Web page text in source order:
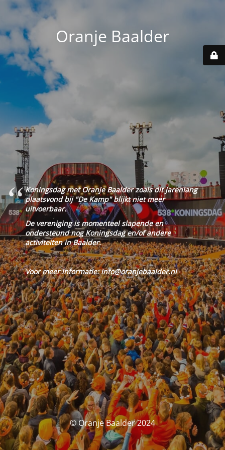
Oranje Baalder
Koningsdag met Oranje Baalder zoals dit jarenlang
plaatsvond bij "De Kamp" blijkt niet meer
uitvoerbaar.
De vereniging is momenteel slapende en
ondersteund nog Koningsdag en/of andere
activiteiten in Baalder.
Voor meer informatie:info@oranjebaalder.nl
© Oranje Baalder 2024